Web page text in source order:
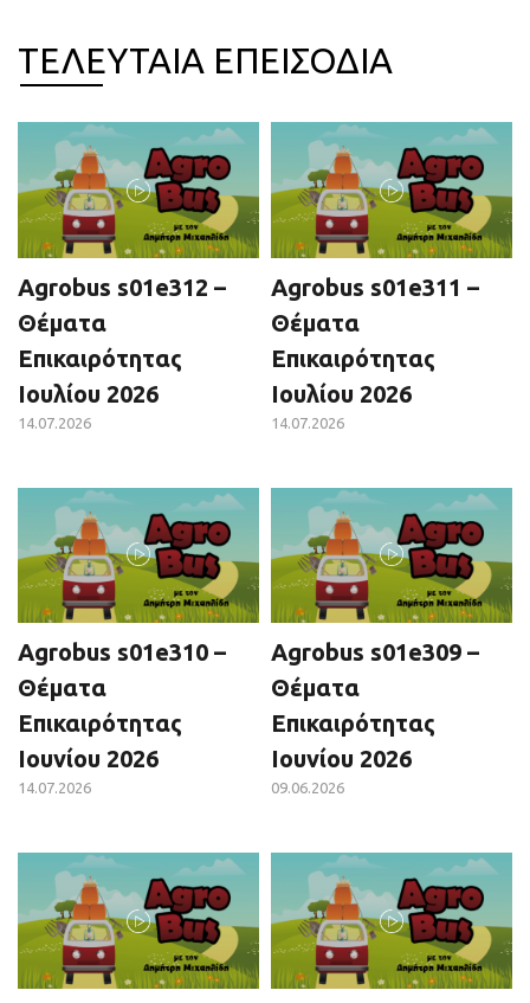
ΤΕΛΕΥΤΑΙΑ ΕΠΕΙΣΟΔΙΑ
Agrobus s01e312 –
Θέματα
Επικαιρότητας
Ιουλίου 2026
14.07.2026
Agrobus s01e311 –
Θέματα
Επικαιρότητας
Ιουλίου 2026
14.07.2026
Agrobus s01e310 –
Θέματα
Επικαιρότητας
Ιουνίου 2026
14.07.2026
Agrobus s01e309 –
Θέματα
Επικαιρότητας
Ιουνίου 2026
09.06.2026